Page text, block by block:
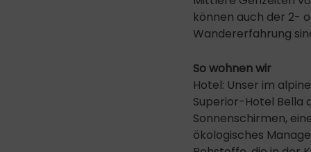
können auch der 2-
Wandererfahrung
So wohnen wir
Hotel: Unser im
Superior-Hotel Bella
Sonnenschirmen,
ökologisches